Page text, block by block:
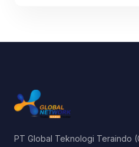
PT Global Teknologi Teraindo